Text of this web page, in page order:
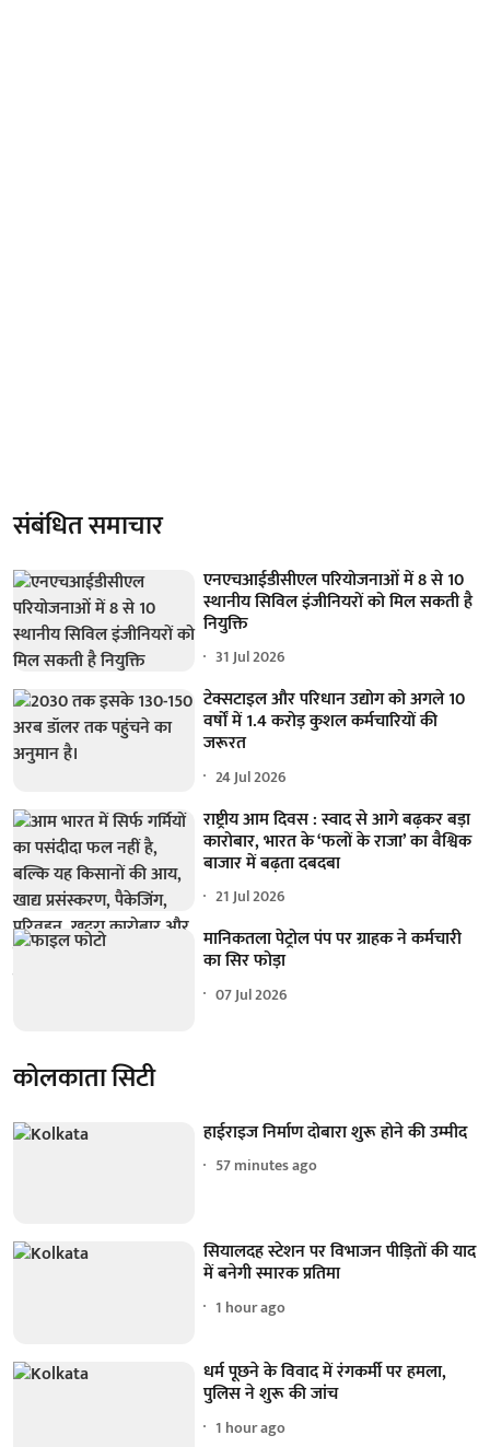
संबंधित समाचार
एनएचआईडीसीएल परियोजनाओं में 8 से 10
स्थानीय सिविल इंजीनियरों को मिल सकती है
नियुक्ति
31 Jul 2026
टेक्सटाइल और परिधान उद्योग को अगले 10
वर्षों में 1.4 करोड़ कुशल कर्मचारियों की
जरूरत
24 Jul 2026
राष्ट्रीय आम दिवस : स्वाद से आगे बढ़कर बड़ा
कारोबार, भारत के ‘फलों के राजा’ का वैश्विक
बाजार में बढ़ता दबदबा
21 Jul 2026
मानिकतला पेट्रोल पंप पर ग्राहक ने कर्मचारी
का सिर फोड़ा
07 Jul 2026
कोलकाता सिटी
हाईराइज निर्माण दोबारा शुरू होने की उम्मीद
57 minutes ago
सियालदह स्टेशन पर विभाजन पीड़ितों की याद
में बनेगी स्मारक प्रतिमा
1 hour ago
धर्म पूछने के विवाद में रंगकर्मी पर हमला,
पुलिस ने शुरू की जांच
1 hour ago